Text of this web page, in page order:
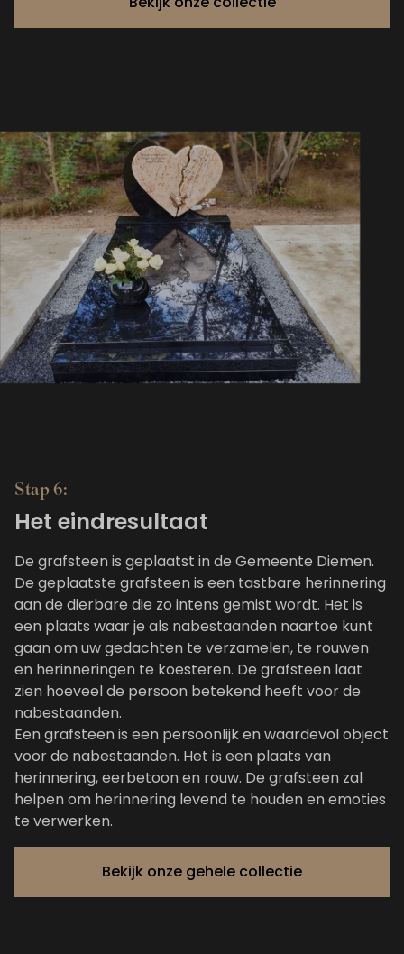
Stap 6:
Het eindresultaat
De grafsteen is geplaatst in de Gemeente Diemen.
De geplaatste grafsteen is een tastbare herinnering
aan de dierbare die zo intens gemist wordt. Het is
een plaats waar je als nabestaanden naartoe kunt
gaan om uw gedachten te verzamelen, te rouwen
en herinneringen te koesteren. De grafsteen laat
zien hoeveel de persoon betekend heeft voor de
nabestaanden.
Een grafsteen is een persoonlijk en waardevol object
voor de nabestaanden. Het is een plaats van
herinnering, eerbetoon en rouw. De grafsteen zal
helpen om herinnering levend te houden en emoties
te verwerken.
Bekijk onze gehele collectie